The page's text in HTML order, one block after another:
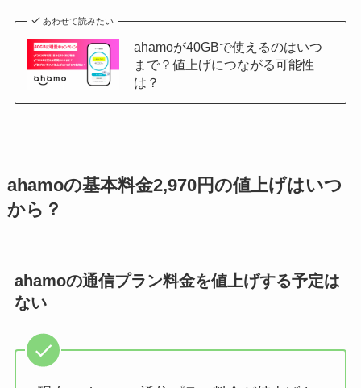
あわせて読みたい
ahamoが40GBで使えるのはいつ
まで？値上げにつながる可能性
は？
ahamoの基本料金2,970円の値上げはいつ
から？
ahamoの通信プラン料金を値上げする予定は
ない